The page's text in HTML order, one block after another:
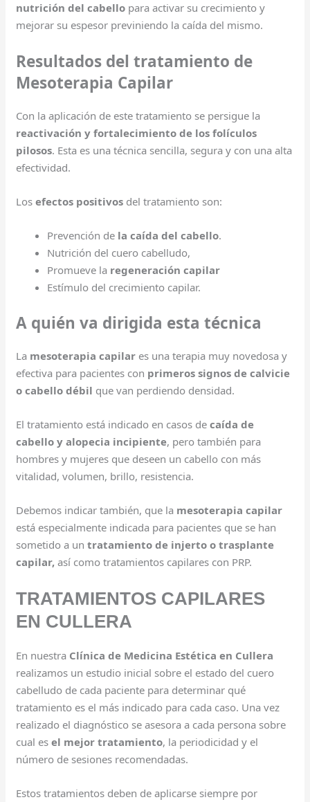
nutrición del cabello para activar su crecimiento y
mejorar su espesor previniendo la caída del mismo.
Resultados del tratamiento de
Mesoterapia Capilar
Con la aplicación de este tratamiento se persigue la
reactivación y fortalecimiento de los folículos
pilosos. Esta es una técnica sencilla, segura y con una alta
efectividad.
Losefectos positivos del tratamiento son:
Prevención de la caída del cabello.
Nutrición del cuero cabelludo,
Promueve la regeneración capilar
Estímulo del crecimiento capilar.
A quién va dirigida esta técnica
La mesoterapia capilar es una terapia muy novedosa y
efectiva para pacientes con primeros signos de calvicie
o cabello débil que van perdiendo densidad.
El tratamiento está indicado en casos decaída de
cabello y alopecia incipiente, pero también para
hombres y mujeres que deseen un cabello con más
vitalidad, volumen, brillo, resistencia.
Debemos indicar también, que la mesoterapia capilar
está especialmente indicada para pacientes que se han
sometido a untratamiento de injerto o trasplante
capilar, así como tratamientos capilares con PRP.
TRATAMIENTOS CAPILARES
EN CULLERA
En nuestra Clínica de Medicina Estética en Cullera
realizamos un estudio inicial sobre el estado del cuero
cabelludo de cada paciente para determinar qué
tratamiento es el más indicado para cada caso. Una vez
realizado el diagnóstico se asesora a cada persona sobre
cual esel mejor tratamiento, la periodicidad y el
número de sesiones recomendadas.
Estos tratamientos deben de aplicarse siempre por